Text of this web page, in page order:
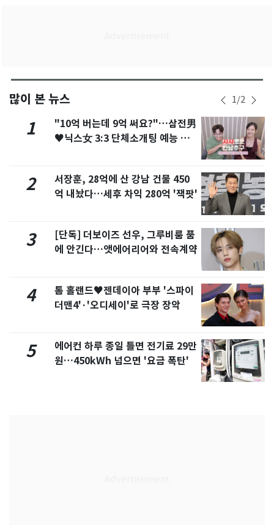
많이 본 뉴스 1/2
1
"10억 버는데 9억 써요?"…삼전男
♥닉스女 3:3 단체소개팅 예능 화
2
서장훈, 28억에 산 강남 건물 450
억 내놨다…세후 차익 280억 '잭팟'
3
[단독] 더보이즈 선우, 그루비룸 품
에 안긴다…앳에어리어와 전속계약
4
톰 홀랜드♥젠데이아 부부 '스파이
더맨4'·'오디세이'로 극장 장악
5
에어컨 하루 종일 틀면 전기료 29만
원…450kWh 넘으면 '요금 폭탄'